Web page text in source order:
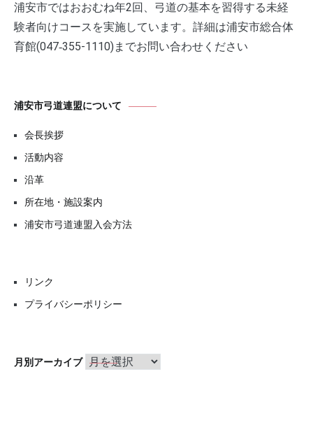
浦安市ではおおむね年2回、弓道の基本を習得する未経
験者向けコースを実施しています。詳細は浦安市総合体
育館(047‐355-1110)までお問い合わせください
浦安市弓道連盟について
会長挨拶
活動内容
沿革
所在地・施設案内
浦安市弓道連盟入会方法
リンク
プライバシーポリシー
月別アーカイブ 月